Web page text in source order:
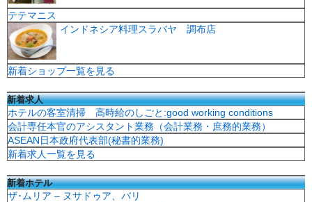
テテマニス
インドネシア料理スラバヤ 調布店
新着ショップ一覧を見る
新着求人
ホテルの客室清掃 高時給のしごと:good working conditions
会計専任本官のアシスタント業務（会計業務・庶務的業務）
ASEAN日本政府代表部(秘書的業務)
新着求人一覧を見る
新着ホテル
ザ･ムリア – ヌサドゥア、バリ